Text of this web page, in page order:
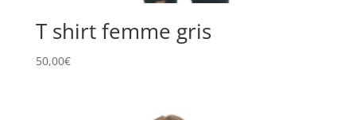
T shirt femme gris
50,00€